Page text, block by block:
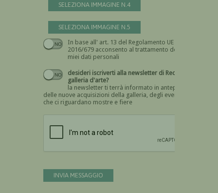
SELEZIONA IMMAGINE N.4
SELEZIONA IMMAGINE N.5
In base all' art. 13 del Regolamento UE n.
2016/679 acconsento al trattamento dei
miei dati personali
Devi dare il consenso
desideri iscriverti alla newsletter di Recta
galleria d'arte?
la newsletter ti terrà informato in anteprima
delle nuove acquisizioni della galleria, degli eventi
che ci riguardano mostre e fiere
INVIA MESSAGGIO